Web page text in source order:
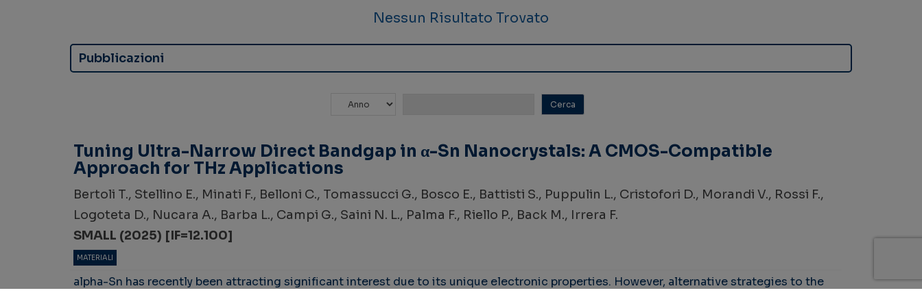
Nessun Risultato Trovato
Pubblicazioni
Tuning Ultra-Narrow Direct Bandgap in α-Sn Nanocrystals: A CMOS-Compatible
Approach for THz Applications
Bertoli T., Stellino E., Minati F., Belloni C., Tomassucci G., Bosco E., Battisti S., Puppulin L., Cristofori D., Morandi V., Rossi F.,
Logoteta D., Nucara A., Barba L., Campi G., Saini N. L., Palma F., Riello P., Back M., Irrera F.
SMALL (2025) [IF=12.100]
MATERIALI
alpha-Sn has recently been attracting significant interest due to its unique electronic properties. However, alternative strategies to the